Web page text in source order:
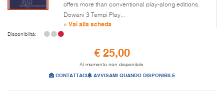
offers more than conventional play-along editions.
Dowani 3 Tempi Play...
» Vai alla scheda
Disponibilità:
€ 25,00
Al momento non disponibile.
CONTATTACI AVVISAMI QUANDO DISPONIBILE